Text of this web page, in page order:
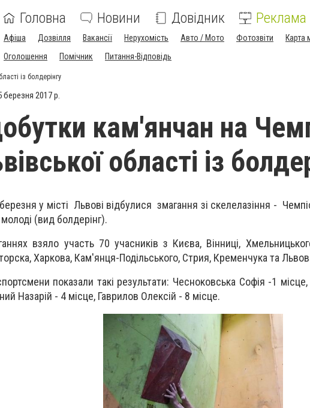
Головна Новини Довідник Реклама
Афіша Дозвілля Вакансії Нерухомість Авто / Мото Фотозвіти Карта
Оголошення
Помічник Питання-Відповідь
із болдерінгу
березня 2017 р.
кам'янчан на
області із
у місті Львові відбулися змагання зі скелелазіння -
(вид болдерінг).
взяло участь 70 учасників з Києва, Вінниці,
Харкова, Кам'янця-Подільського, Стрия, Кременчука та
показали такі результати: Чесноковська Софія -1
Назарій - 4 місце, Гаврилов Олексій - 8 місце.